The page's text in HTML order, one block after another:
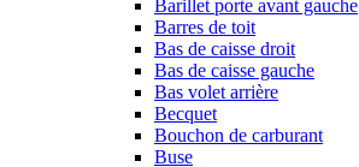
Barillet porte avant gauche
Barres de toit
Bas de caisse droit
Bas de caisse gauche
Bas volet arrière
Becquet
Bouchon de carburant
Buse